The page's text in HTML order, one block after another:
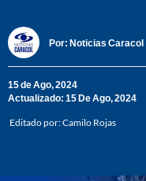
Por: Noticias Caracol
15 de Ago, 2024
Actualizado: 15 De Ago, 2024
Editado por:Camilo Rojas